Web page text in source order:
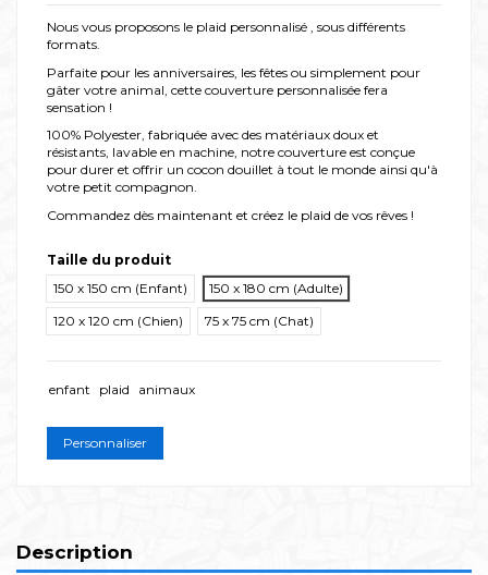
Nous vous proposons le plaid personnalisé , sous différents
formats.
Parfaite pour les anniversaires, les fêtes ou simplement pour
gâter votre animal, cette couverture personnalisée fera
sensation !
100% Polyester, fabriquée avec des matériaux doux et
résistants, lavable en machine, notre couverture est conçue
pour durer et offrir un cocon douillet à tout le monde ainsi qu'à
votre petit compagnon.
Commandez dès maintenant et créez le plaid de vos rêves !
Taille du produit
150 x 150 cm (Enfant)
150 x 180 cm (Adulte)
120 x 120 cm (Chien)
75 x 75 cm (Chat)
enfant plaid animaux
Personnaliser
Description